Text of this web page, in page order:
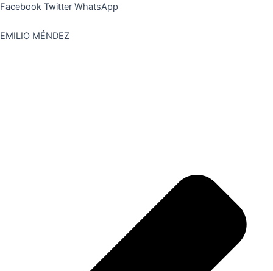
Facebook Twitter WhatsApp
EMILIO MÉNDEZ